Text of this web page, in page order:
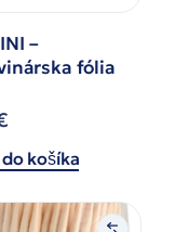
–
fólia
košíka